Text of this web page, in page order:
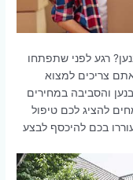
רגע לפני שתפתחו
צריכים למצוא
והסביבה במחירים
להציג לכם טיפול
בכם להיכסף לבצע